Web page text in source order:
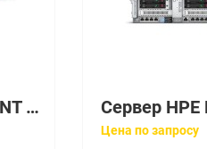
Сервер HPE PROLIANT DL380P GEN9 2XE5-2660V4 4X16GB X26 2.5 RW P440AR 12GB 10G 2P 2X800W [852432-B21]
Цена по запросу